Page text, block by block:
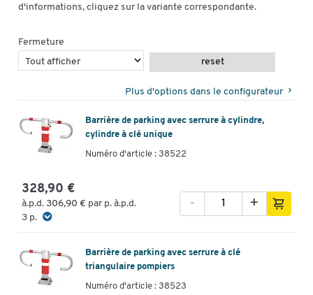
d'informations, cliquez sur la variante correspondante.
Fermeture
reset
Plus d'options dans le configurateur
Barrière de parking avec serrure à cylindre,
cylindre à clé unique
Numéro d'article : 38522
328,90 €
à.p.d. 306,90 € par p. à.p.d.
3 p.
+
-
Barrière de parking avec serrure à clé
triangulaire pompiers
Numéro d'article : 38523